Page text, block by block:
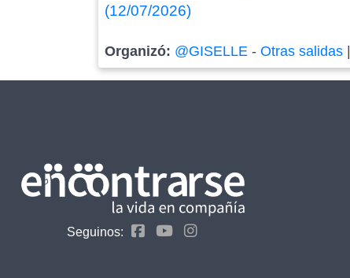
(12/07/2026)
Organizó: @GISELLE -Otras salidas
Seguinos: